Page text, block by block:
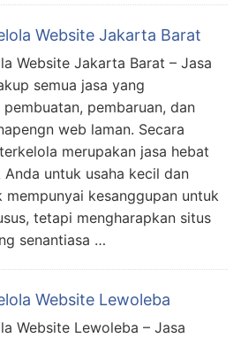
Website Jakarta Barat
Website Jakarta Barat – Jasa
semua jasa yang
pembaruan, dan
web laman. Secara
merupakan jasa hebat
untuk usaha kecil dan
mempunyai kesanggupan untuk
tetapi mengharapkan situs
senantiasa …
Website Lewoleba
Website Lewoleba – Jasa